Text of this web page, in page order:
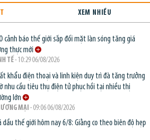
XEM NHIỀU
cảnh báo thế giới sắp đối mặt làn sóng tăng giá
thực mới
TẾ- 10:29 06/08/2026
khẩu điện thoại và linh kiện duy trì đà tăng trưởng
nhu cầu tiêu thụ điện tử phục hồi tại nhiều thị
lớn
MẠI - 09:06 06/08/2026
dầu thế giới hôm nay 6/8: Giằng co theo biên độ hẹp